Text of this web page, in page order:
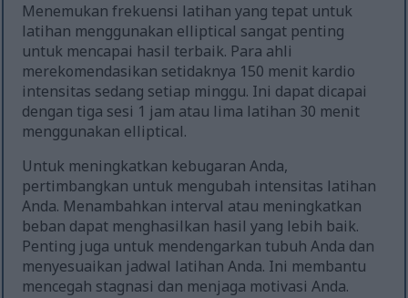
Menemukan frekuensi latihan yang tepat untuk
latihan menggunakan elliptical sangat penting
untuk mencapai hasil terbaik. Para ahli
merekomendasikan setidaknya 150 menit kardio
intensitas sedang setiap minggu. Ini dapat dicapai
dengan tiga sesi 1 jam atau lima latihan 30 menit
menggunakan elliptical.
Untuk meningkatkan kebugaran Anda,
pertimbangkan untuk mengubah intensitas latihan
Anda. Menambahkan interval atau meningkatkan
beban dapat menghasilkan hasil yang lebih baik.
Penting juga untuk mendengarkan tubuh Anda dan
menyesuaikan jadwal latihan Anda. Ini membantu
mencegah stagnasi dan menjaga motivasi Anda.